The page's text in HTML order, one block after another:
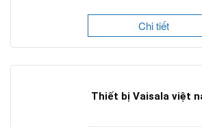
Chi tiết
Thiết bị Vaisala việt